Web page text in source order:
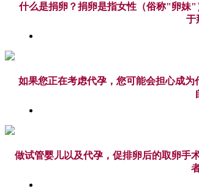
什么是捐卵？捐卵是指女性（俗称"卵妹
于
如果您正在考虑代孕，您可能会担心成
做试管婴儿以及代孕，促排卵后的取卵手